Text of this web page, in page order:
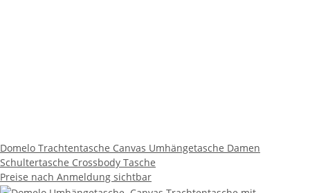
Domelo Trachtentasche Canvas Umhängetasche Damen
Schultertasche Crossbody Tasche
Preise nach Anmeldung sichtbar